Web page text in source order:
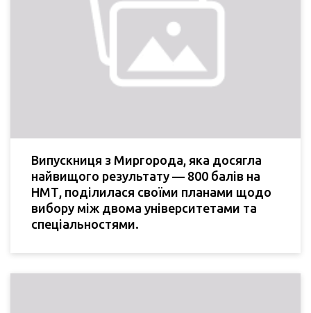
Випускниця з Миргорода, яка досягла
найвищого результату — 800 балів на
НМТ, поділилася своїми планами щодо
вибору між двома університетами та
спеціальностями.